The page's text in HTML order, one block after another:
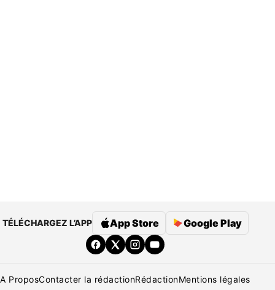
TÉLÉCHARGEZ L’APP App Store Google Play
A ProposContacter la rédactionRédactionMentions légales